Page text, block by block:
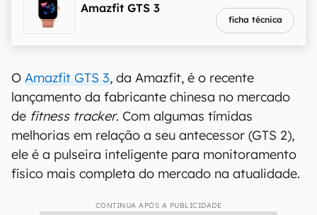
Amazfit GTS 3
ficha técnica
O Amazfit GTS 3, da Amazfit, é o recente
lançamento da fabricante chinesa no mercado
de fitness tracker. Com algumas tímidas
melhorias em relação a seu antecessor (GTS 2),
ele é a pulseira inteligente para monitoramento
físico mais completa do mercado na atualidade.
CONTINUA APÓS A PUBLICIDADE